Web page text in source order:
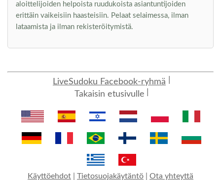
aloittelijoiden helpoista ruudukoista asiantuntijoiden
erittäin vaikeisiin haasteisiin. Pelaat selaimessa, ilman
lataamista ja ilman rekisteröitymistä.
LiveSudoku Facebook-ryhmä
Takaisin etusivulle
Käyttöehdot Tietosuojakäytäntö Ota yhteyttä